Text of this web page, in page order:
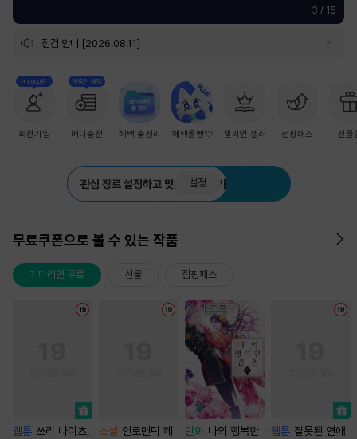
3 / 15
점검 안내 [2026.08.11]
+1,000원
회원가입
첫충전 혜택
머니충전 혜택 총정리 혜택몰빵💘 밀리언 셀러 점핑패스 선물
관심 장르 설정하고 맞춤 추천 받기
설정
무료쿠폰으로 볼 수 있는 작품
기다리면 무료 선물 점핑패스
웹툰 쓰리 나이츠,
소설 언로맨틱 페
만화 나의 행복한
웹툰 잘못된 연애